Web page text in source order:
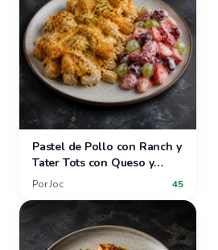
Pastel de Pollo con Ranch y
Tater Tots con Queso y
Ensalada de Fresas y Uvas
PorJoc 45